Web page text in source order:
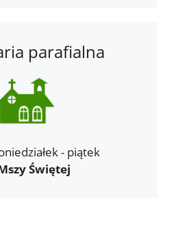
parafialna
- piątek
Świętej